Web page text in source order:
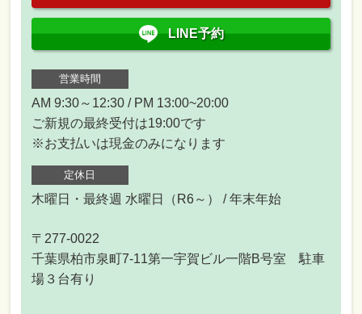
LINE予約
営業時間
AM 9:30～12:30 / PM 13:00~20:00
ご新規の最終受付は19:00です
※お支払いは現金のみになります
定休日
木曜日・最終週 水曜日（R6～） / 年末年始
〒277-0022
千葉県柏市泉町7-11第一宇賀ビル一階B号室 駐車
場３台有り